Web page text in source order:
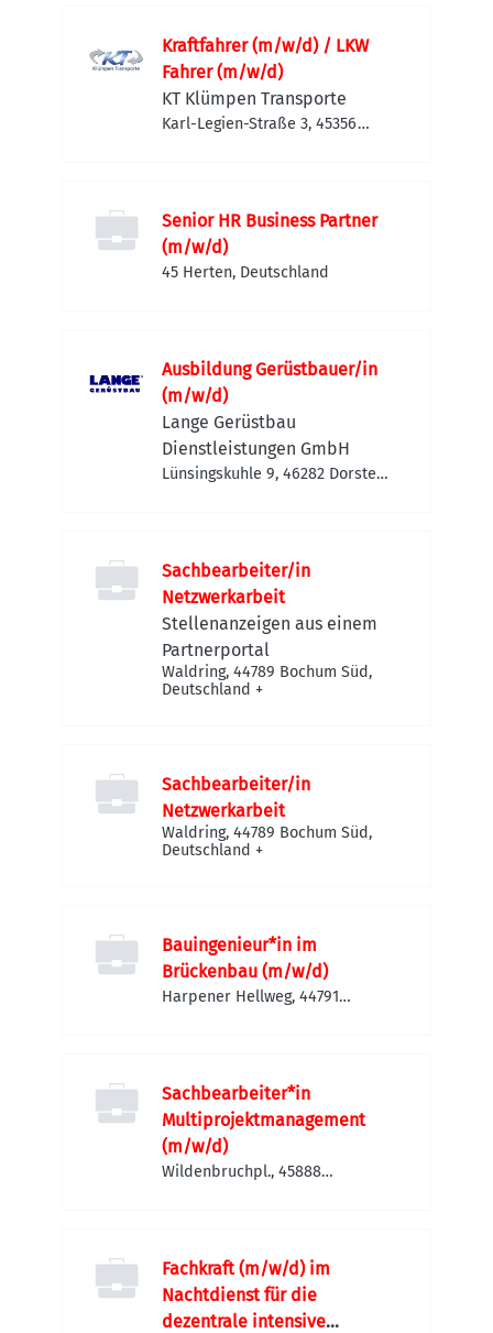
Kraftfahrer (m/w/d) / LKW
Fahrer (m/w/d)
KT Klümpen Transporte
Karl-Legien-Straße 3, 45356
Senior HR Business Partner
(m/w/d)
45 Herten, Deutschland
Ausbildung Gerüstbauer/in
(m/w/d)
Lange Gerüstbau
Dienstleistungen GmbH
Lünsingskuhle 9, 46282 Dorsten,
Sachbearbeiter/in
Netzwerkarbeit
Stellenanzeigen aus einem
Partnerportal
Waldring, 44789 Bochum Süd,
Deutschland +
Sachbearbeiter/in
Netzwerkarbeit
Waldring, 44789 Bochum Süd,
Deutschland +
Bauingenieur*in im
Brückenbau (m/w/d)
Harpener Hellweg, 44791
Sachbearbeiter*in
Multiprojektmanagement
(m/w/d)
Wildenbruchpl., 45888
Fachkraft (m/w/d) im
Nachtdienst für die
dezentrale intensive